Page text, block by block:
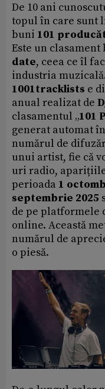
De 10 ani
topul în care sunt
buni 101
Este un clasament
date, ceea ce îl
industria
1001tracklists e
anual realizat de
clasamentul „101
generat automat
numărul de
unui artist, fie că
uri radio,
perioada 1
septembrie 2025
de pe platformele
online. Această
numărul de
o piesă.